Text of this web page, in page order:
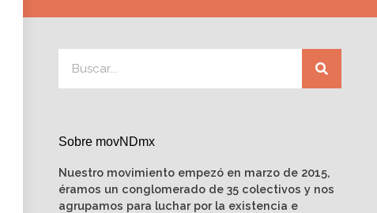
Sobre movNDmx
Nuestro movimiento empezó en marzo de 2015,
éramos un conglomerado de 35 colectivos y nos
agrupamos para luchar por la existencia e